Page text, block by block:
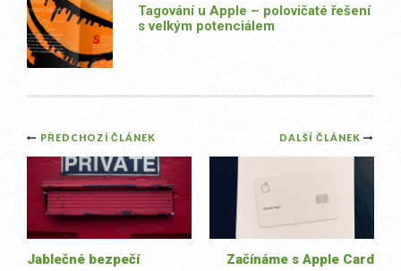
Tagování u Apple – polovičaté řešení
s velkým potenciálem
Post
navigation
DALŠÍ ČLÁNEK
Začínáme s Apple Card
PŘEDCHOZÍ ČLÁNEK
Jablečné bezpečí